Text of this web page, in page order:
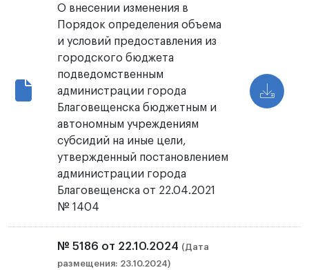
О внесении изменения в
Порядок определения объема
и условий предоставления из
городского бюджета
подведомственным
администрации города
Благовещенска бюджетным и
автономным учреждениям
субсидий на иные цели,
утвержденный постановлением
администрации города
Благовещенска от 22.04.2021
№ 1404
№ 5186 от 22.10.2024 (Дата
размещения: 23.10.2024)